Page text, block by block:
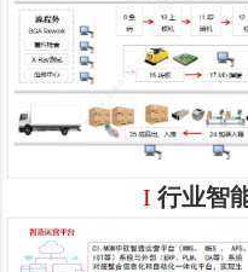
I 行业智